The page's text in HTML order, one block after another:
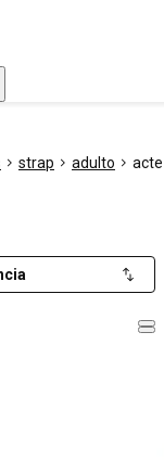
strap adulto acte